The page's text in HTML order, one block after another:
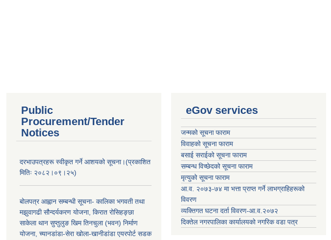
Public
Procurement/Tender
Notices
दरभाउपत्रहरू स्वीकृत गर्ने आशयको सूचना।(प्रकाशित
मितिः २०८२।०९।२५)
बोलपत्र आह्वान सम्बन्धी सूचना- कालिका भगवती तथा
मझुवागढी सौन्दर्यकरण योजना, किरात रोसिहङ्छा
साकेला थान सुप्तुलुङ खिम तिनचुला (भवन) निर्माण
योजना, च्यानडांडा-सेरा खोला-खानीडांडा एयरपोर्ट सडक
eGov services
जन्मको सूचना फाराम
विवाहको सूचना फाराम
बसाई सराईको सूचना फाराम
सम्बन्ध विच्छेदको सूचना फाराम
मृत्युको सूचना फाराम
आ.व. २०७३-७४ मा भत्ता प्राप्त गर्ने लाभग्राहिहरूको
विवरण
व्यक्तिगत घटना दर्ता विवरण-आ.व.२०७२
दिक्तेल नगरपालिका कार्यालयको नगरिक वडा पत्र